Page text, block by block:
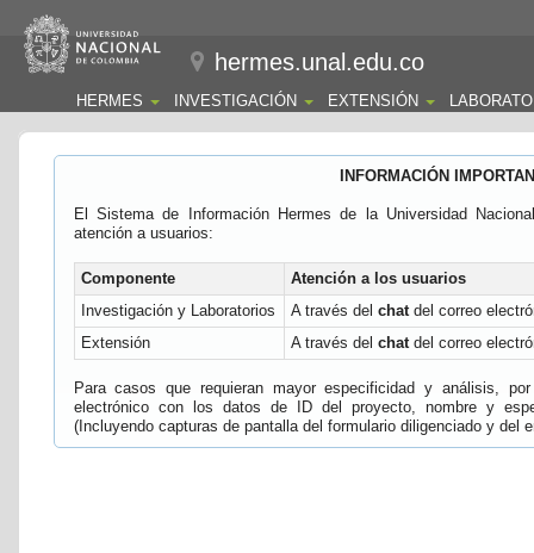
hermes.unal.edu.co
HERMES INVESTIGACIÓN EXTENSIÓN
INFORMACIÓN
El Sistema de Información Hermes de la Universidad
atención a usuarios:
Componente
Atención a los usuarios
Investigación y Laboratorios
A través del chatdel correo
Extensión
A través del chatdel correo
Para casos que requieran mayor especificidad y análisis,
electrónico con los datos de ID del proyecto, nombre y
(Incluyendo capturas de pantalla del formulario diligenciado y del